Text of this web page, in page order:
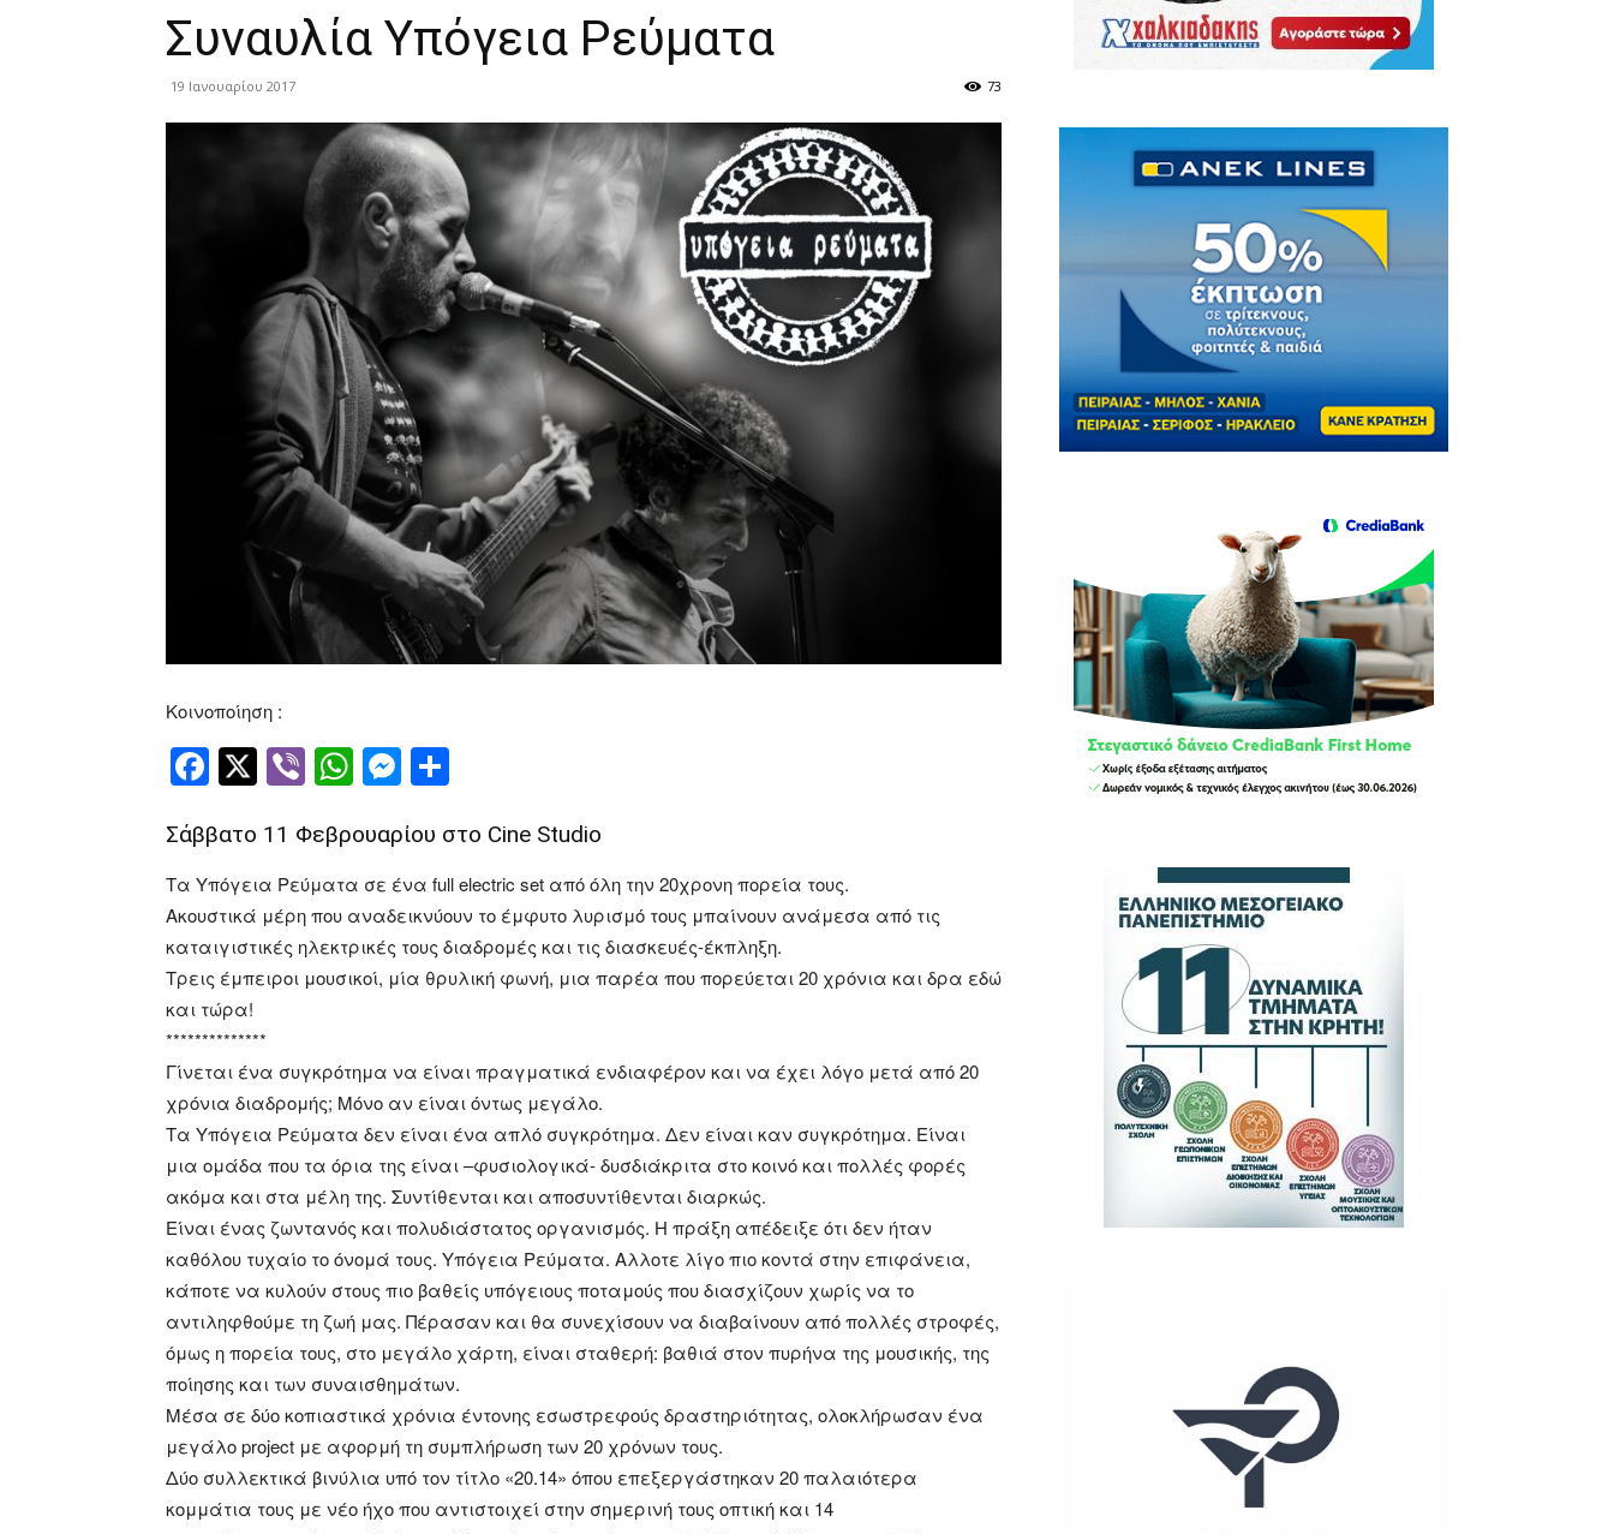
Συναυλία Υπόγεια Ρεύματα
19 Ιανουαρίου 2017 73
Κοινοποίηση :
Facebook
Twitter
ViberWhatsApp
Messenger
Σάββατο 11 Φεβρουαρίου στο Cine Studio
Τα Υπόγεια Ρεύματα σε ένα full electric set από όλη την 20χρονη πορεία τους.
Ακουστικά μέρη που αναδεικνύουν το έμφυτο λυρισμό τους μπαίνουν ανάμεσα από τις
καταιγιστικές ηλεκτρικές τους διαδρομές και τις διασκευές-έκπληξη.
Τρεις έμπειροι μουσικοί, μία θρυλική φωνή, μια παρέα που πορεύεται 20 χρόνια και δρα εδώ
και τώρα!
**************
Γίνεται ένα συγκρότημα να είναι πραγματικά ενδιαφέρον και να έχει λόγο μετά από 20
χρόνια διαδρομής; Μόνο αν είναι όντως μεγάλο.
Τα Υπόγεια Ρεύματα δεν είναι ένα απλό συγκρότημα. Δεν είναι καν συγκρότημα. Είναι
μια ομάδα που τα όρια της είναι –φυσιολογικά- δυσδιάκριτα στο κοινό και πολλές φορές
ακόμα και στα μέλη της. Συντίθενται και αποσυντίθενται διαρκώς.
Είναι ένας ζωντανός και πολυδιάστατος οργανισμός. Η πράξη απέδειξε ότι δεν ήταν
καθόλου τυχαίο το όνομά τους. Υπόγεια Ρεύματα. Αλλοτε λίγο πιο κοντά στην επιφάνεια,
κάποτε να κυλούν στους πιο βαθείς υπόγειους ποταμούς που διασχίζουν χωρίς να το
αντιληφθούμε τη ζωή μας. Πέρασαν και θα συνεχίσουν να διαβαίνουν από πολλές στροφές,
όμως η πορεία τους, στο μεγάλο χάρτη, είναι σταθερή: βαθιά στον πυρήνα της μουσικής, της
ποίησης και των συναισθημάτων.
Μέσα σε δύο κοπιαστικά χρόνια έντονης εσωστρεφούς δραστηριότητας, ολοκλήρωσαν ένα
μεγάλο project με αφορμή τη συμπλήρωση των 20 χρόνων τους.
Δύο συλλεκτικά βινύλια υπό τον τίτλο «20.14» όπου επεξεργάστηκαν 20 παλαιότερα
κομμάτια τους με νέο ήχο που αντιστοιχεί στην σημερινή τους οπτική και 14